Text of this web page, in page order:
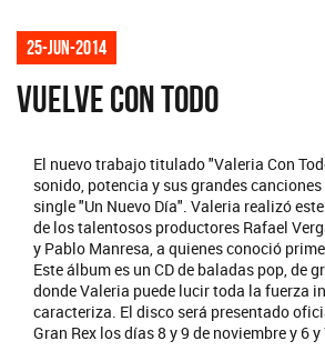
25-jun-2014
VUELVE CON TODO
El nuevo trabajo titulado "Valeria Con
sonido, potencia y sus grandes
single "Un Nuevo Día". Valeria realizó
de los talentosos productores Rafael
y Pablo Manresa, a quienes conoció
Este álbum es un CD de baladas pop, de
donde Valeria puede lucir toda la fuerza
caracteriza. El disco será presentado
Gran Rex los días 8 y 9 de noviembre y 6 y